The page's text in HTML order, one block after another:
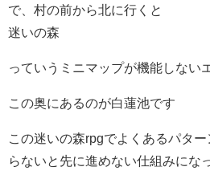
で、村の前から北に行くと
迷いの森
っていうミニマップが機能しない
この奥にあるのが白蓮池です
この迷いの森rpgでよくあるパタ
らないと先に進めない仕組みにな